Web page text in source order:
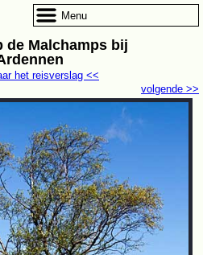
de Malchamps bij
volgende >>
het reisverslag <<
Menu